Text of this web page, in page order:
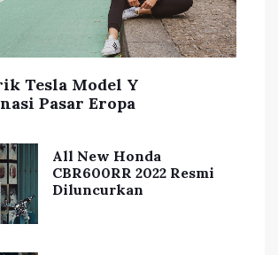
Tesla Model Y
Pasar Eropa
All New Honda
CBR600RR 2022 Resmi
Diluncurkan